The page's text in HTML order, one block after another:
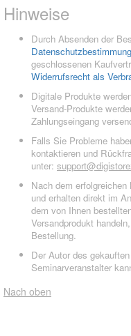
Hinweise
Durch Absenden der
geschlossenen
Widerrufsrecht als
Digitale Produkte
Versand-Produkte
Zahlungseingang
Falls Sie Probleme
kontaktieren und
unter:
Nach dem
und erhalten direkt im
dem von Ihnen
Versandprodukt
Bestellung.
Der Autor des
Seminarveranstalter
Nach oben